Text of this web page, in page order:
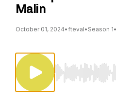
Malin
October 01, 2024•fteval• Season 1•
Use Left/Right